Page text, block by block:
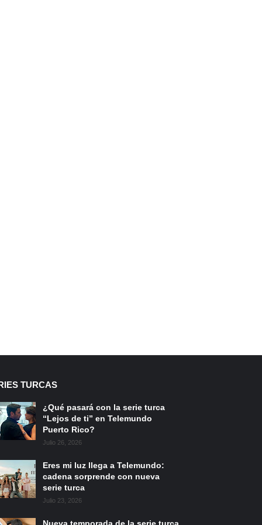
TURCAS
¿Qué pasará con la serie turca
“Lejos de ti” en Telemundo
Puerto Rico?
Julio 26, 2026
Eres mi luz llega a Telemundo:
cadena sorprende con nueva
serie turca
Julio 23, 2026